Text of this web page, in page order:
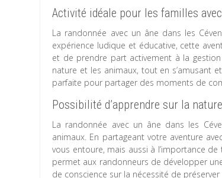
Activité idéale pour les familles
La randonnée avec un âne dans les
expérience ludique et éducative, cette
et de prendre part activement à la
nature et les animaux, tout en s’amusant
parfaite pour partager des moments de
Possibilité d’apprendre sur la
La randonnée avec un âne dans les
animaux. En partageant votre aventure
vous entoure, mais aussi à l’importance
permet aux randonneurs de développer
de conscience sur la nécessité de